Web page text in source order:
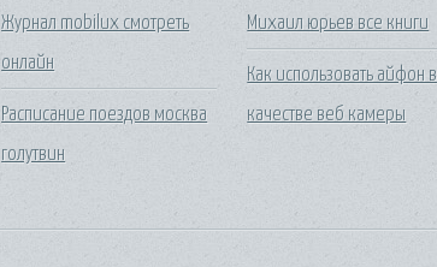
Журнал mobilux смотреть
онлайн
Расписание поездов москва
голутвин
Михаил юрьев все книги
Как использовать айфон в
качестве веб камеры